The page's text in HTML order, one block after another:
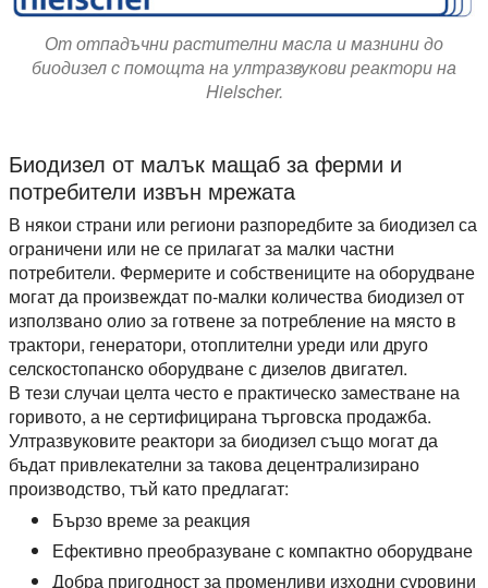
От отпадъчни растителни масла и мазнини до
биодизел с помощта на ултразвукови реактори на
Hielscher.
Биодизел от малък мащаб за ферми и
потребители извън мрежата
В някои страни или региони разпоредбите за биодизел са
ограничени или не се прилагат за малки частни
потребители. Фермерите и собствениците на оборудване
могат да произвеждат по-малки количества биодизел от
използвано олио за готвене за потребление на място в
трактори, генератори, отоплителни уреди или друго
селскостопанско оборудване с дизелов двигател.
В тези случаи целта често е практическо заместване на
горивото, а не сертифицирана търговска продажба.
Ултразвуковите реактори за биодизел също могат да
бъдат привлекателни за такова децентрализирано
производство, тъй като предлагат:
Бързо време за реакция
Ефективно преобразуване с компактно оборудване
Добра пригодност за променливи изходни суровини